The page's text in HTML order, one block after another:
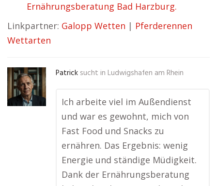
Ernährungsberatung Bad Harzburg.
Linkpartner: Galopp Wetten | Pferderennen
Wettarten
Patrick sucht in Ludwigshafen am Rhein
Ich arbeite viel im Außendienst
und war es gewohnt, mich von
Fast Food und Snacks zu
ernähren. Das Ergebnis: wenig
Energie und ständige Müdigkeit.
Dank der Ernährungsberatung